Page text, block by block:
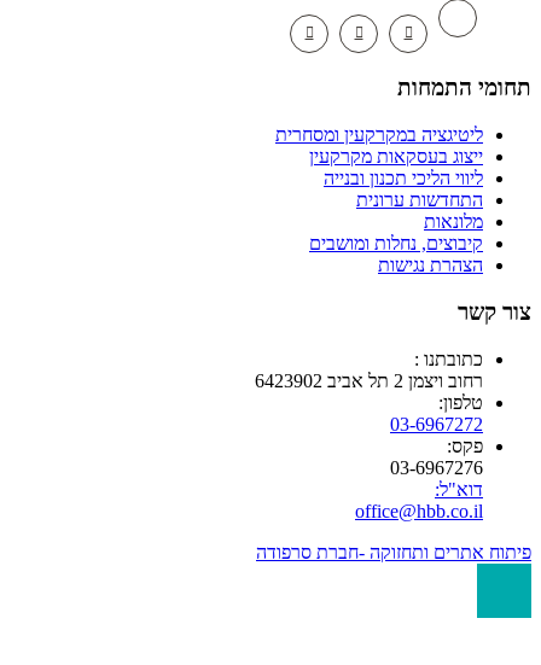
התמחות
ליטיגציה במקרקעין ומסחרית
ייצוג בעסקאות מקרקעין
ליווי הליכי תכנון ובנייה
התחדשות ערונית
מלונאות
קיבוצים, נחלות ומושבים
הצהרת נגישות
קשר
כתובתנו :
רחוב ויצמן 2 תל אביב 6423902
טלפון:
03-6967272
פקס:
03-6967276
דוא"ל:
office@hbb.co.il
אתרים ותחזוקה -חברת סרפודה